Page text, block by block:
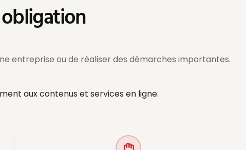
entreprise ou de réaliser des démarches importantes.
aux contenus et services en ligne.